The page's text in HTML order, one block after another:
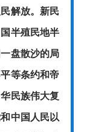
解放。新民
半殖民地半
盘散沙的局
等条约和帝
民族伟大复
中国人民以